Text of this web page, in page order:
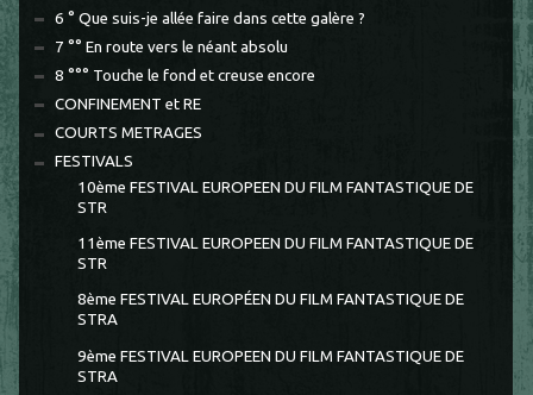
6 ° Que suis-je allée faire dans cette galère ?
7 °° En route vers le néant absolu
8 °°° Touche le fond et creuse encore
CONFINEMENT et RE
COURTS METRAGES
FESTIVALS
10ème FESTIVAL EUROPEEN DU FILM FANTASTIQUE DE
STR
11ème FESTIVAL EUROPEEN DU FILM FANTASTIQUE DE
STR
8ème FESTIVAL EUROPÉEN DU FILM FANTASTIQUE DE
STRA
9ème FESTIVAL EUROPEEN DU FILM FANTASTIQUE DE
STRA